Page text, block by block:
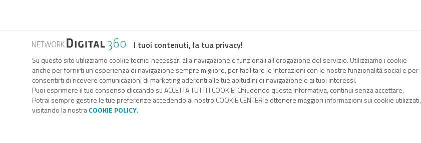
I tuoi contenuti, la tua privacy!
Su questo sito utilizziamo cookie tecnici necessari alla navigazione e funzionali all’erogazione del servizio. Utilizziamo i cookie
anche per fornirti un’esperienza di navigazione sempre migliore, per facilitare le interazioni con le nostre funzionalità social e per
consentirti di ricevere comunicazioni di marketing aderenti alle tue abitudini di navigazione e ai tuoi interessi.
Puoi esprimere il tuo consenso cliccando su ACCETTA TUTTI I COOKIE. Chiudendo questa informativa, continui senza accettare.
Potrai sempre gestire le tue preferenze accedendo al nostro COOKIE CENTER e ottenere maggiori informazioni sui cookie utilizzati,
visitando la nostraCOOKIE POLICY.